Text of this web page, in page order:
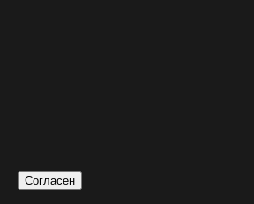
Спасибо за заявку
Согласен